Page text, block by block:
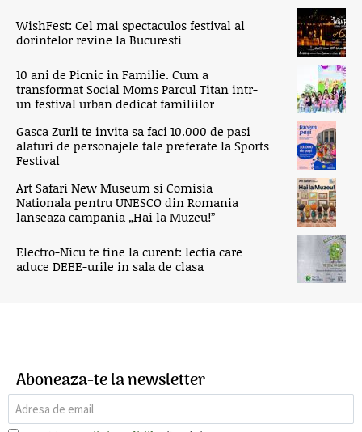
WishFest: Cel mai spectaculos festival al
dorintelor revine la Bucuresti
10 ani de Picnic in Familie. Cum a
transformat Social Moms Parcul Titan intr-
un festival urban dedicat familiilor
Gasca Zurli te invita sa faci 10.000 de pasi
alaturi de personajele tale preferate la Sports
Festival
Art Safari New Museum si Comisia
Nationala pentru UNESCO din Romania
lanseaza campania „Hai la Muzeu!”
Electro-Nicu te tine la curent: lectia care
aduce DEEE-urile in sala de clasa
Aboneaza-te la newsletter